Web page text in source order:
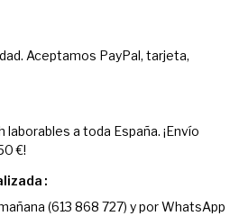
Aceptamos PayPal, tarjeta,
a toda España. ¡Envío
€!
(613 868 727) y por WhatsApp